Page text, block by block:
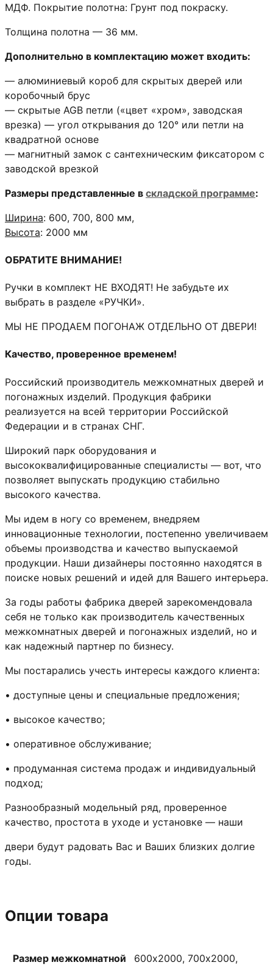
МДФ. Покрытие полотна: Грунт под покраску.
Толщина полотна — 36 мм.
Дополнительно в комплектацию может входить:
— алюминиевый короб для скрытых дверей или
коробочный брус
— скрытые AGB петли («цвет «хром», заводская
врезка) — угол открывания до 120° или петли на
квадратной основе
— магнитный замок с сантехническим фиксатором с
заводской врезкой
Размеры представленные в складской программе:
Ширина: 600, 700, 800 мм,
Высота: 2000 мм
ОБРАТИТЕ ВНИМАНИЕ!
Ручки в комплект НЕ ВХОДЯТ! Не забудьте их
выбрать в разделе «РУЧКИ».
МЫ НЕ ПРОДАЕМ ПОГОНАЖ ОТДЕЛЬНО ОТ ДВЕРИ!
Качество, проверенное временем!
Российский производитель межкомнатных дверей и
погонажных изделий. Продукция фабрики
реализуется на всей территории Российской
Федерации и в странах СНГ.
Широкий парк оборудования и
высококвалифицированные специалисты — вот, что
позволяет выпускать продукцию стабильно
высокого качества.
Мы идем в ногу со временем, внедряем
инновационные технологии, постепенно увеличиваем
объемы производства и качество выпускаемой
продукции. Наши дизайнеры постоянно находятся в
поиске новых решений и идей для Вашего интерьера.
За годы работы фабрика дверей зарекомендовала
себя не только как производитель качественных
межкомнатных дверей и погонажных изделий, но и
как надежный партнер по бизнесу.
Мы постарались учесть интересы каждого клиента:
• доступные цены и специальные предложения;
• высокое качество;
• оперативное обслуживание;
• продуманная система продаж и индивидуальный
подход;
Разнообразный модельный ряд, проверенное
качество, простота в уходе и установке — наши
двери будут радовать Вас и Ваших близких долгие
годы.
Опции товара
Размер межкомнатной
600х2000, 700х2000,